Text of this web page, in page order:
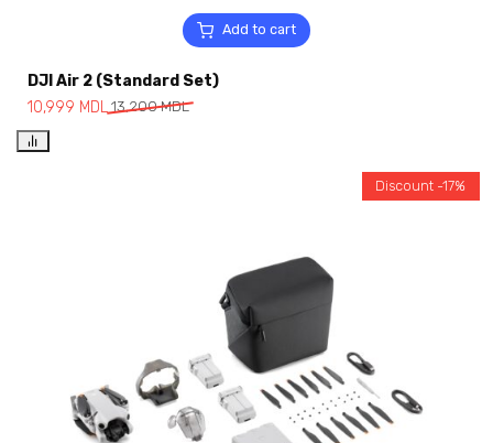
Add to cart
DJI Air 2 (Standard Set)
13,200MDL
10,999 MDL
Discount -17%